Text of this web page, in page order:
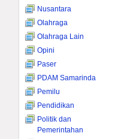
Nusantara
Olahraga
Olahraga Lain
Opini
Paser
PDAM Samarinda
Pemilu
Pendidikan
Politik dan
Pemerintahan